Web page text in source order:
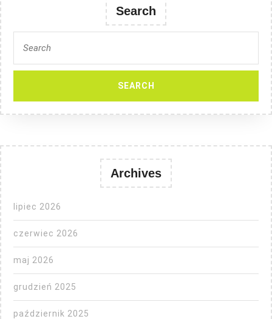
Search
for:
Archives
lipiec 2026
czerwiec 2026
maj 2026
grudzień 2025
październik 2025